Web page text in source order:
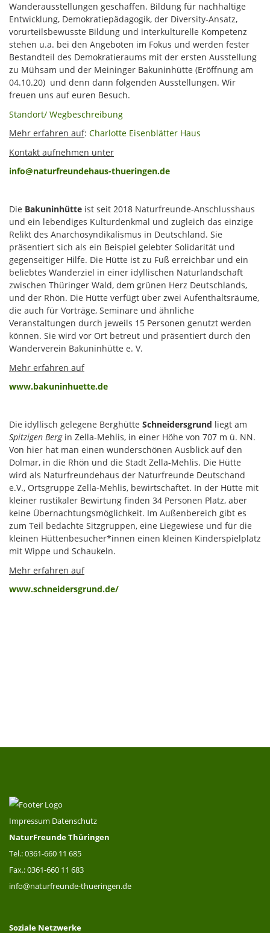
Wanderausstellungen geschaffen. Bildung für nachhaltige
Entwicklung, Demokratiepädagogik, der Diversity-Ansatz,
vorurteilsbewusste Bildung und interkulturelle Kompetenz
stehen u.a. bei den Angeboten im Fokus und werden fester
Bestandteil des Demokratieraums mit der ersten Ausstellung
zu Mühsam und der Meininger Bakuninhütte (Eröffnung am
04.10.20) und denn dann folgenden Ausstellungen. Wir
freuen uns auf euren Besuch.
Standort/ Wegbeschreibung
Mehr erfahren auf: Charlotte Eisenblätter Haus
Kontakt aufnehmen unter
info@naturfreundehaus-thueringen.de
Die Bakuninhütte ist seit 2018 Naturfreunde-Anschlusshaus
und ein lebendiges Kulturdenkmal und zugleich das einzige
Relikt des Anarchosyndikalismus in Deutschland. Sie
präsentiert sich als ein Beispiel gelebter Solidarität und
gegenseitiger Hilfe. Die Hütte ist zu Fuß erreichbar und ein
beliebtes Wanderziel in einer idyllischen Naturlandschaft
zwischen Thüringer Wald, dem grünen Herz Deutschlands,
und der Rhön. Die Hütte verfügt über zwei Aufenthaltsräume,
die auch für Vorträge, Seminare und ähnliche
Veranstaltungen durch jeweils 15 Personen genutzt werden
können. Sie wird vor Ort betreut und präsentiert durch den
Wanderverein Bakuninhütte e. V.
Mehr erfahren auf
www.bakuninhuette.de
Die idyllisch gelegene Berghütte Schneidersgrund liegt am
Spitzigen Bergin Zella-Mehlis, in einer Höhe von 707 m ü. NN.
Von hier hat man einen wunderschönen Ausblick auf den
Dolmar, in die Rhön und die Stadt Zella-Mehlis. Die Hütte
wird als Naturfreundehaus der Naturfreunde Deutschand
e.V., Ortsgruppe Zella-Mehlis, bewirtschaftet. In der Hütte mit
kleiner rustikaler Bewirtung finden 34 Personen Platz, aber
keine Übernachtungsmöglichkeit. Im Außenbereich gibt es
zum Teil bedachte Sitzgruppen, eine Liegewiese und für die
kleinen Hüttenbesucher*innen einen kleinen Kinderspielplatz
mit Wippe und Schaukeln.
Mehr erfahren auf
www.schneidersgrund.de/
Impressum Datenschutz
NaturFreunde Thüringen
Tel.: 0361-660 11 685
Fax.: 0361-660 11 683
info@naturfreunde-thueringen.de
Soziale Netzwerke